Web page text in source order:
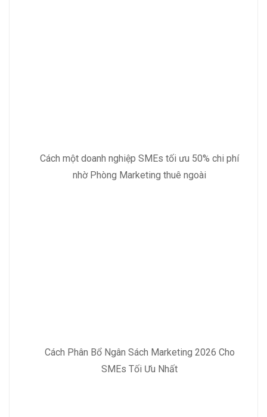
Cách một doanh nghiệp SMEs tối ưu 50% chi phí
nhờ Phòng Marketing thuê ngoài
Cách Phân Bổ Ngân Sách Marketing 2026 Cho
SMEs Tối Ưu Nhất